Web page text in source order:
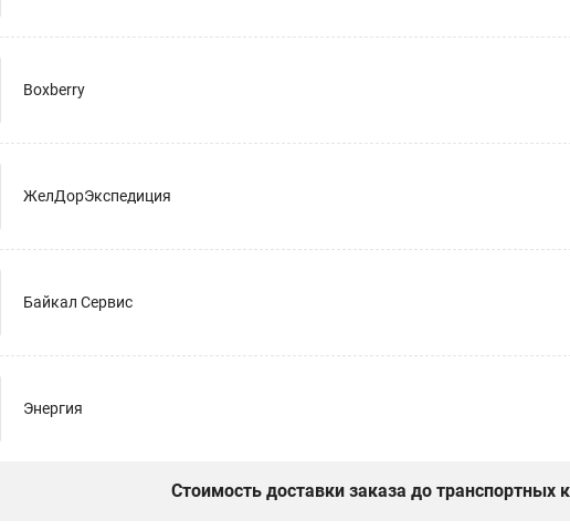
Boxberry
ЖелДорЭкспедиция
Байкал Сервис
Энергия
Стоимость доставки заказа до транспортных